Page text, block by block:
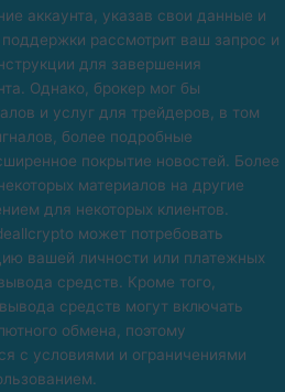
аккаунта, указав свои данные и
рассмотрит ваш запрос и
для завершения
Однако, брокер мог бы
и услуг для трейдеров, в том
более подробные
покрытие новостей. Более
материалов на другие
для некоторых клиентов.
может потребовать
вашей личности или платежных
средств. Кроме того,
средств могут включать
обмена, поэтому
с условиями и ограничениями